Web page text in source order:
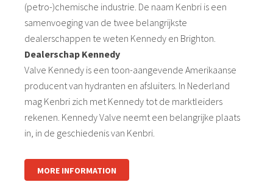
(petro-)chemische industrie. De naam Kenbri is een
samenvoeging van de twee belangrijkste
dealerschappen te weten Kennedy en Brighton.
Dealerschap Kennedy
Valve Kennedy is een toon-aangevende Amerikaanse
producent van hydranten en afsluiters. In Nederland
mag Kenbri zich met Kennedy tot de marktleiders
rekenen. Kennedy Valve neemt een belangrijke plaats
in, in de geschiedenis van Kenbri.
MORE INFORMATION